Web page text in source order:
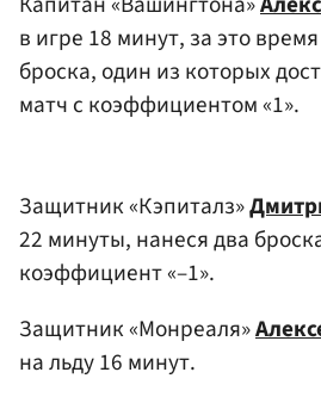
в игре 18 минут, за это
броска, один из которых
матч с коэффициентом «1».
Защитник «Кэпиталз»
22 минуты, нанеся два
коэффициент «–1».
Защитник «Монреаля»
на льду 16 минут.